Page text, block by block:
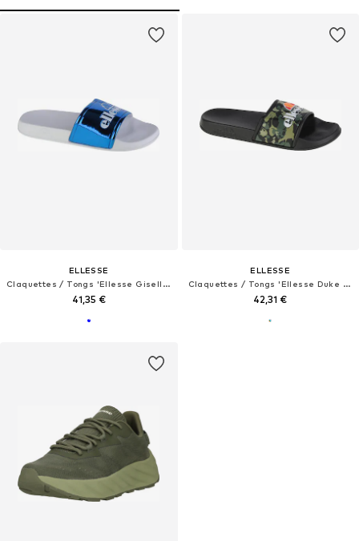
ELLESSE
Claquettes / Tongs 'Ellesse Giselle Slides'
41,35 €
ELLESSE
Claquettes / Tongs 'Ellesse Duke Slides'
42,31 €